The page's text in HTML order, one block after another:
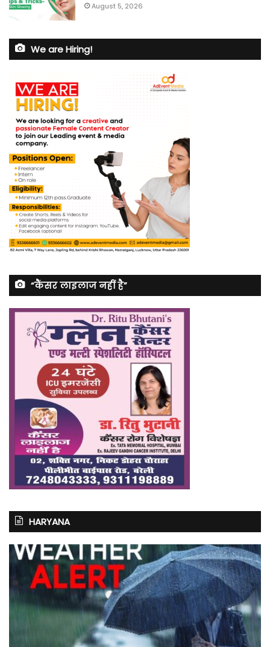
August 5, 2026
We are Hiring!
“कैंसर लाइलाज नहीं है”
HARYANA